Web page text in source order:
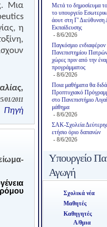
Μια
η
01/2011
Πηγή
Μετά το δημοσίευμα
το υπουργείο
άουτ στη Γ' Διεύθυνση
Εκπαίδευσης
- 8/6/2026
Παγκόσμιο ενδιαφέρον
Πανεπιστημίου
χώρες πριν από την
προγράμματος
- 8/6/2026
Ποια μαθήματα θα
Προπτυχιακό
στο Πανεπιστήμιο
μάθημα
- 8/6/2026
ΣΑΚ-Σχολεία
ετήσιο όριο δαπανών
- 8/6/2026
Υπουργείο
Αγωγή
Σχολικά νέα
Μαθητές
Καθηγητές
Α/θμια